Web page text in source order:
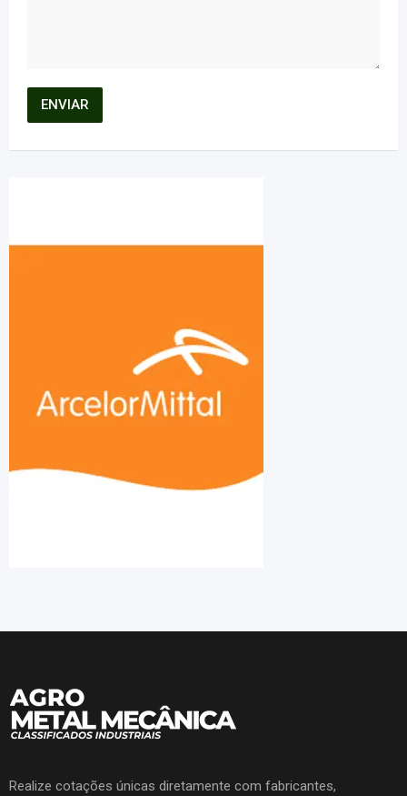
Realize cotações únicas diretamente com fabricantes,